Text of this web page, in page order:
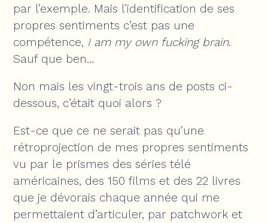
par l’exemple. Mais l’identification de ses
propres sentiments c’est pas une
compétence, I am my own fucking brain.
Sauf que ben…
Non mais les vingt-trois ans de posts ci-
dessous, c’était quoi alors ?
Est-ce que ce ne serait pas qu’une
rétroprojection de mes propres sentiments
vu par le prismes des séries télé
américaines, des 150 films et des 22 livres
que je dévorais chaque année qui me
permettaient d’articuler, par patchwork et